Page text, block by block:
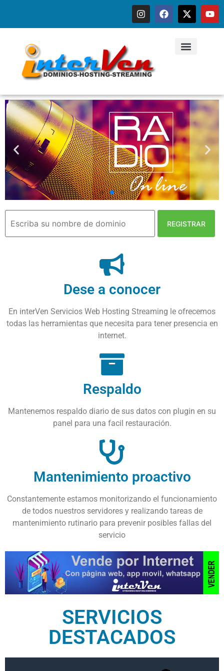
Radio
Dese a conocer
En interVen Servicios Web Hosting Streaming le ofrecemos
todas las herramientas que necesita para tener presencia en
internet.
Respaldo
Mantenemos respaldo diario de sus datos con plugin en su
panel para una facil restauración.
Mantenimiento proactivo
Constantemente estamos monitorizando el funcionamiento
de todos nuestros servidores y realizando tareas de
mantenimiento rutinario para prevenir posibles fallas del
servicio
SERVICIOS
DESTACADOS